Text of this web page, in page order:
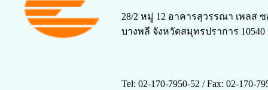
28/2 หมู่ 12 อาคารสุวรรณา เพลส
บางพลี จังหวัดสมุทรปราการ 10540
Tel: 02-170-7950-52 /Fax: 02-170-